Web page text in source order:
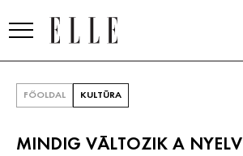
FŐOLDAL KULTÚRA
MINDIG VÁLTOZIK A NYELV